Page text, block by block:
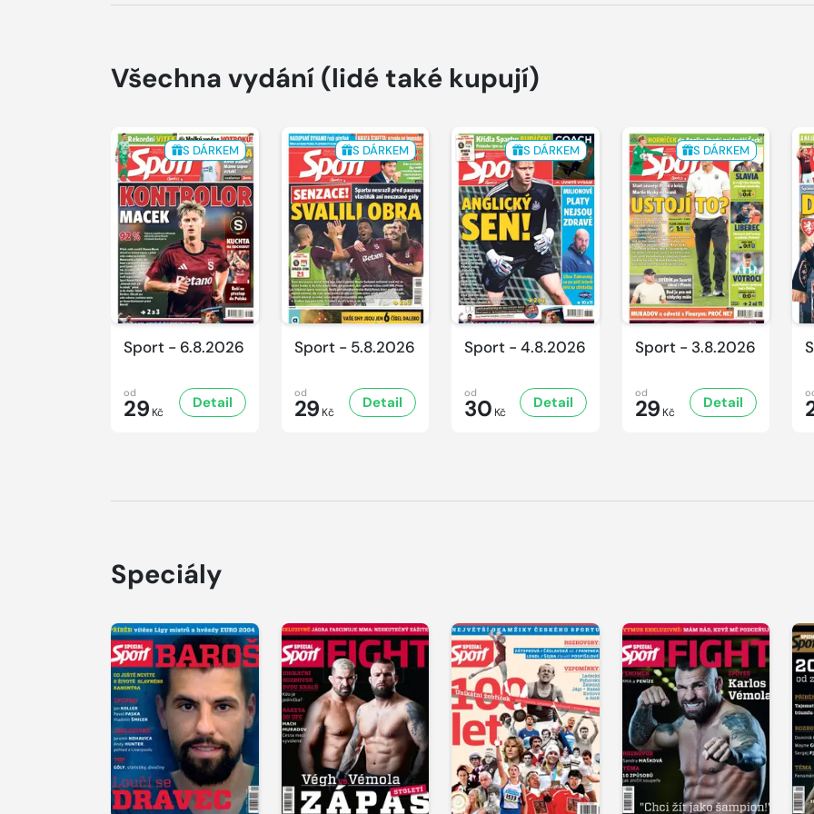
Všechna vydání (lidé také kupují)
S DÁRKEM
Sport - 6.8.2026
od
29 Kč
Detail
S DÁRKEM
Sport - 5.8.2026
od
29 Kč
Detail
S DÁRKEM
Sport - 4.8.2026
od
30 Kč
Detail
S DÁRKEM
Sport - 3.8.2026
od
29 Kč
Detail
Speciály